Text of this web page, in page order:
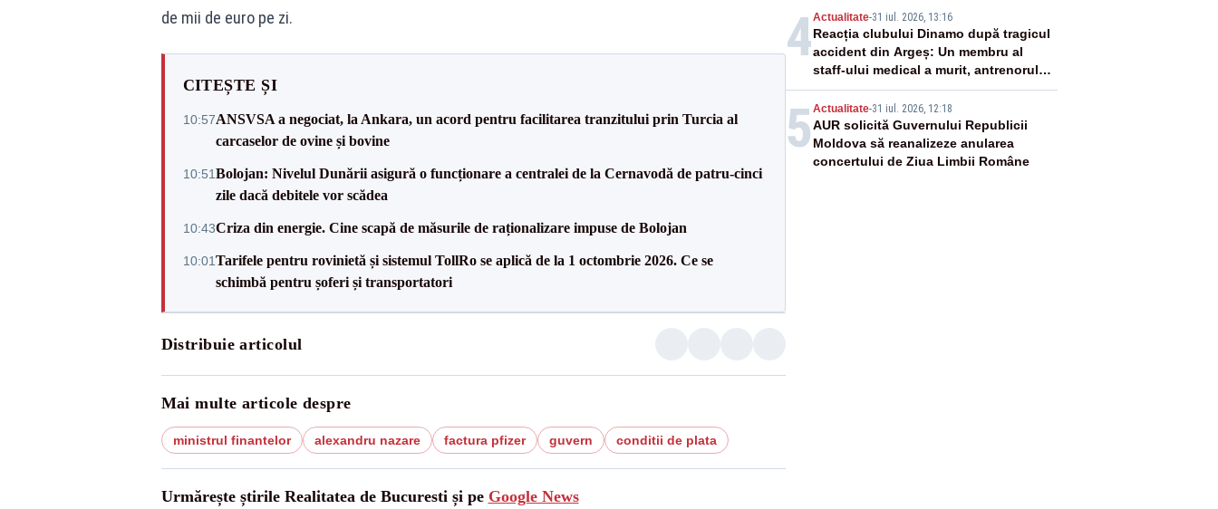
de mii de euro pe zi.
CITEȘTE ȘI
10:57ANSVSA a negociat, la Ankara, un acord pentru facilitarea tranzitului prin Turcia al
carcaselor de ovine și bovine
10:51Bolojan: Nivelul Dunării asigură o funcționare a centralei de la Cernavodă de patru-cinci
zile dacă debitele vor scădea
10:43Criza din energie. Cine scapă de măsurile de raționalizare impuse de Bolojan
10:01Tarifele pentru rovinietă și sistemul TollRo se aplică de la 1 octombrie 2026. Ce se
schimbă pentru șoferi și transportatori
Distribuie articolul
Mai multe articole despre
ministrul finantelor alexandru nazare factura pfizer guvern conditii de plata
Urmărește știrile Realitatea de Bucuresti și pe Google News
4Actualitate-31 iul. 2026, 13:16
Reacția clubului Dinamo după tragicul
accident din Argeș: Un membru al
staff-ului medical a murit, antrenorul
Adrian Ropotan este în spital
5 Actualitate-31 iul. 2026, 12:18
AUR solicită Guvernului Republicii
Moldova să reanalizeze anularea
concertului de Ziua Limbii Române